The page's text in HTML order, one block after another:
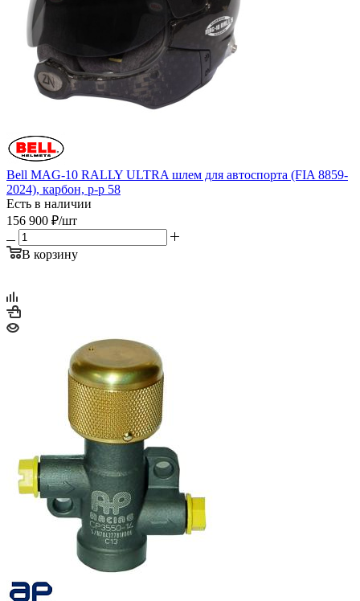
Bell MAG-10 RALLY ULTRA шлем для автоспорта (FIA 8859-
2024), карбон, р-р 58
Есть в наличии
156 900 ₽/шт
В корзину